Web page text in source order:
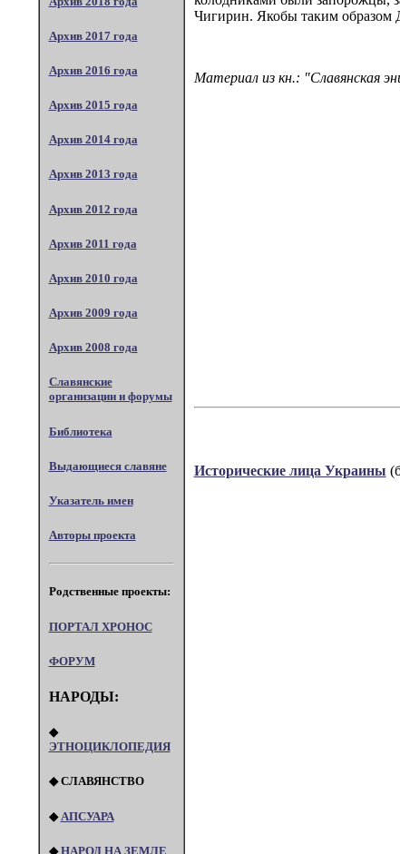
Архив 2017 года
Архив 2016 года
Архив 2015 года
Архив 2014 года
Архив 2013 года
Архив 2012 года
Архив 2011 года
Архив 2010 года
Архив 2009 года
Архив 2008 года
Славянские
организации и форумы
Библиотека
Выдающиеся славяне
Указатель имен
Авторы проекта
Родственные проекты:
ПОРТАЛ XPOHOC
ФОРУМ
НАРОДЫ:
◆
ЭТНОЦИКЛОПЕДИЯ
◆ СЛАВЯНСТВО
◆ АПСУАРА
◆НАРОД НА ЗЕМЛЕ
Чигирин. Якобы таким образом
Материал из кн.: "Славянская
Исторические лица Украины